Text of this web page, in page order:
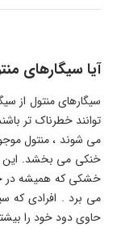
آیا سیگارهای
سیگارهای منتول از
توانند خطرناک تر
می شوند ، منتول
خنکی می بخشد. این
خشکی که همیشه در
می برد . افرادی که
حاوی دود خود را